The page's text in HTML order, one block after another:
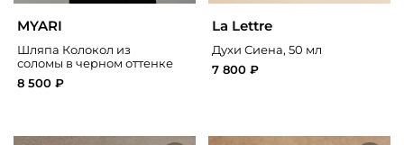
MYARI
Шляпа Колокол из
соломы в черном оттенке
8 500 ₽
La Lettre
Духи Сиена, 50 мл
7 800 ₽